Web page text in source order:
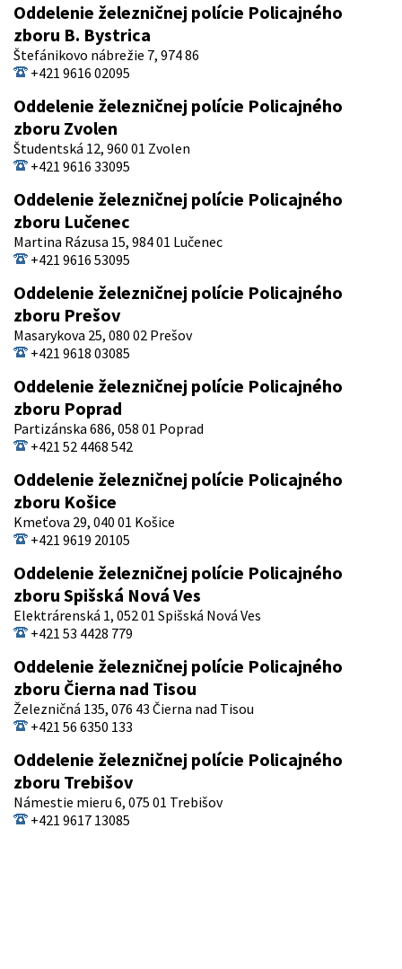
Oddelenie železničnej polície Policajného
zboru B. Bystrica
Štefánikovo nábrežie 7, 974 86
+421 9616 02095
Oddelenie železničnej polície Policajného
zboru Zvolen
Študentská 12, 960 01 Zvolen
+421 9616 33095
Oddelenie železničnej polície Policajného
zboru Lučenec
Martina Rázusa 15, 984 01 Lučenec
+421 9616 53095
Oddelenie železničnej polície Policajného
zboru Prešov
Masarykova 25, 080 02 Prešov
+421 9618 03085
Oddelenie železničnej polície Policajného
zboru Poprad
Partizánska 686, 058 01 Poprad
+421 52 4468 542
Oddelenie železničnej polície Policajného
zboru Košice
Kmeťova 29, 040 01 Košice
+421 9619 20105
Oddelenie železničnej polície Policajného
zboru Spišská Nová Ves
Elektrárenská 1, 052 01 Spišská Nová Ves
+421 53 4428 779
Oddelenie železničnej polície Policajného
zboru Čierna nad Tisou
Železničná 135, 076 43 Čierna nad Tisou
+421 56 6350 133
Oddelenie železničnej polície Policajného
zboru Trebišov
Námestie mieru 6, 075 01 Trebišov
+421 9617 13085